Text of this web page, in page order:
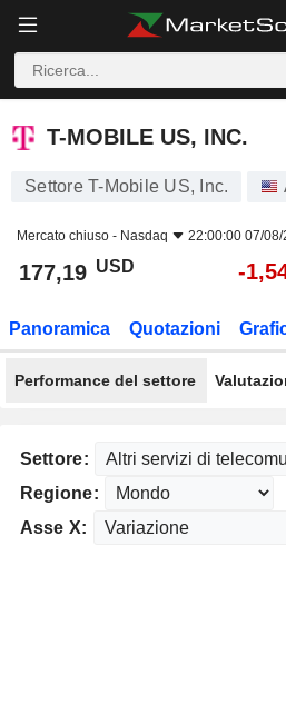
T-MOBILE US, INC.
T-MOBILE US, INC.
Settore T-Mobile US, Inc.
Mercato chiuso - Nasdaq 22:00:00 07/08/
177,19 USD -
Panoramica Quotazioni
Performance del settore
Settore:
Regione:
Asse X: